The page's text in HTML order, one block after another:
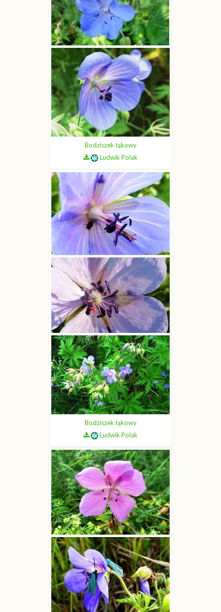
Bodziszek łąkowy
Ludwik Polak
Bodziszek łąkowy
Ludwik Polak
Bodziszek łąkowy
Ludwik Polak
Bodziszek łąkowy
Ludwik Polak
Bodziszek łąkowy
Ludwik Polak
Bodziszek łąkowy
Ludwik Polak